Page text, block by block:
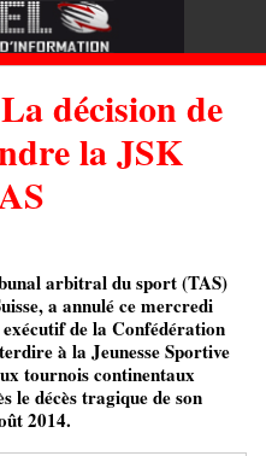
décision de
la JSK
arbitral du sport (TAS)
a annulé ce mercredi
de la Confédération
à la Jeunesse Sportive
tournois continentaux
le décès tragique de son
2014.